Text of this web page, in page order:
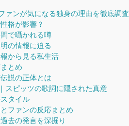
ァンが気になる独身の理由を徹底調査
格が影響？
で囁かれる噂
の情報に迫る
から見る私生活
とめ
説の正体とは
スピッツの歌詞に隠された真意
タイル
ファンの反応まとめ
去の発言を深掘り